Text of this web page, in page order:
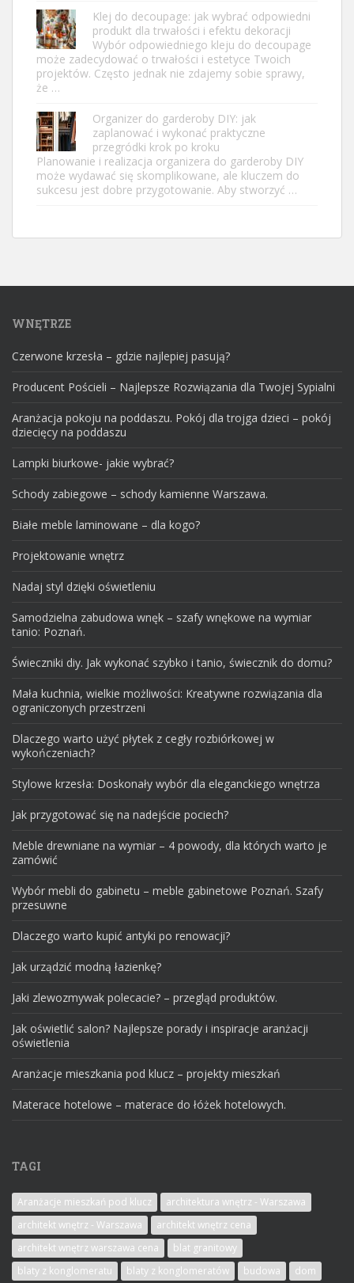
Klej do decoupage: jak wybrać odpowiedni
produkt dla trwałości i efektu dekoracji
Wybór odpowiedniego kleju do decoupage
może zadecydować o trwałości i estetyce Twoich
projektów. Często jednak nie zdajemy sobie sprawy,
że …
Organizer do garderoby DIY: jak
zaplanować i wykonać praktyczne
przegródki krok po kroku
Planowanie i realizacja organizera do garderoby DIY
może wydawać się skomplikowane, ale kluczem do
sukcesu jest dobre przygotowanie. Aby stworzyć …
WNĘTRZE
Czerwone krzesła – gdzie najlepiej pasują?
Producent Pościeli – Najlepsze Rozwiązania dla Twojej Sypialni
Aranżacja pokoju na poddaszu. Pokój dla trojga dzieci – pokój
dziecięcy na poddaszu
Lampki biurkowe- jakie wybrać?
Schody zabiegowe – schody kamienne Warszawa.
Białe meble laminowane – dla kogo?
Projektowanie wnętrz
Nadaj styl dzięki oświetleniu
Samodzielna zabudowa wnęk – szafy wnękowe na wymiar
tanio: Poznań.
Świeczniki diy. Jak wykonać szybko i tanio, świecznik do domu?
Mała kuchnia, wielkie możliwości: Kreatywne rozwiązania dla
ograniczonych przestrzeni
Dlaczego warto użyć płytek z cegły rozbiórkowej w
wykończeniach?
Stylowe krzesła: Doskonały wybór dla eleganckiego wnętrza
Jak przygotować się na nadejście pociech?
Meble drewniane na wymiar – 4 powody, dla których warto je
zamówić
Wybór mebli do gabinetu – meble gabinetowe Poznań. Szafy
przesuwne
Dlaczego warto kupić antyki po renowacji?
Jak urządzić modną łazienkę?
Jaki zlewozmywak polecacie? – przegląd produktów.
Jak oświetlić salon? Najlepsze porady i inspiracje aranżacji
oświetlenia
Aranżacje mieszkania pod klucz – projekty mieszkań
Materace hotelowe – materace do łóżek hotelowych.
TAGI
Aranżacje mieszkań pod klucz
architektura wnętrz - Warszawa
architekt wnętrz - Warszawa
architekt wnętrz cena
architekt wnętrz warszawa cena
blat granitowy
blaty z konglomeratu
blaty z konglomeratów budowa dom